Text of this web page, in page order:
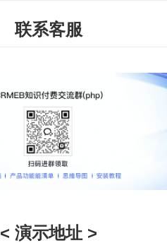
联系客服
< 演示地址 >